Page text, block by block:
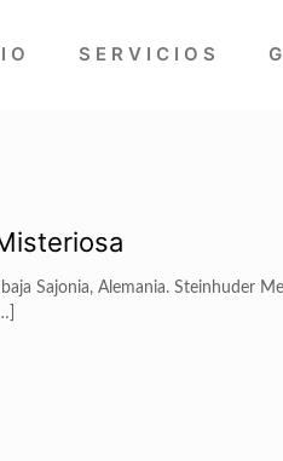
SERVICIOS
Sajonia, Alemania. Steinhuder